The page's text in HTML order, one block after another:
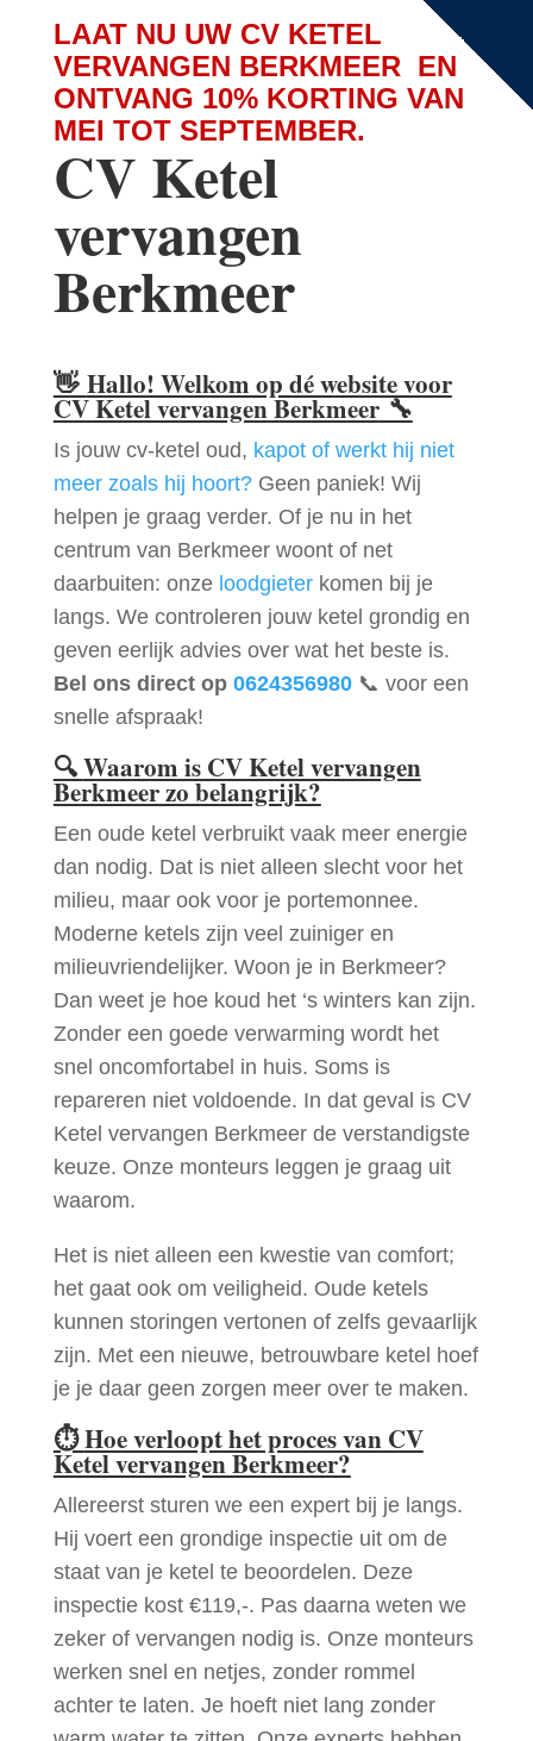
LAAT NU UW CV KETEL
VERVANGEN BERKMEER EN
ONTVANG 10% KORTING VAN
MEI TOT SEPTEMBER.
CV Ketel
vervangen
Berkmeer
👋 Hallo! Welkom op dé website voor
CV Ketel vervangen Berkmeer🔧
Is jouw cv-ketel oud, kapot of werkt hij niet
meer zoals hij hoort?Geen paniek! Wij
helpen je graag verder. Of je nu in het
centrum van Berkmeer woont of net
daarbuiten: onze loodgieterkomen bij je
langs. We controleren jouw ketel grondig en
geven eerlijk advies over wat het beste is.
Bel ons direct op 0624356980📞 voor een
snelle afspraak!
🔍Waarom is CV Ketel vervangen
Berkmeer zo belangrijk?
Een oude ketel verbruikt vaak meer energie
dan nodig. Dat is niet alleen slecht voor het
milieu, maar ook voor je portemonnee.
Moderne ketels zijn veel zuiniger en
milieuvriendelijker. Woon je in Berkmeer?
Dan weet je hoe koud het ‘s winters kan zijn.
Zonder een goede verwarming wordt het
snel oncomfortabel in huis. Soms is
repareren niet voldoende. In dat geval is CV
Ketel vervangen Berkmeer de verstandigste
keuze. Onze monteurs leggen je graag uit
waarom.
Het is niet alleen een kwestie van comfort;
het gaat ook om veiligheid. Oude ketels
kunnen storingen vertonen of zelfs gevaarlijk
zijn. Met een nieuwe, betrouwbare ketel hoef
je je daar geen zorgen meer over te maken.
⏱Hoe verloopt het proces van CV
Ketel vervangen Berkmeer?
Allereerst sturen we een expert bij je langs.
Hij voert een grondige inspectie uit om de
staat van je ketel te beoordelen. Deze
inspectie kost €119,-. Pas daarna weten we
zeker of vervangen nodig is. Onze monteurs
werken snel en netjes, zonder rommel
achter te laten. Je hoeft niet lang zonder